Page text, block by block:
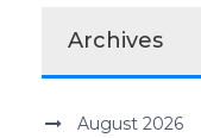
Archives
August 2026